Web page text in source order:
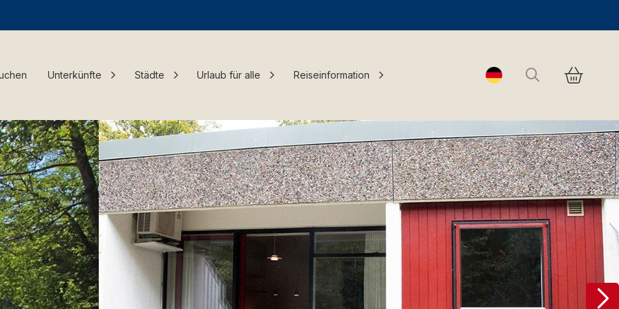
Unterkünfte Städte Urlaub für alle Reiseinformation Change language
Suchen